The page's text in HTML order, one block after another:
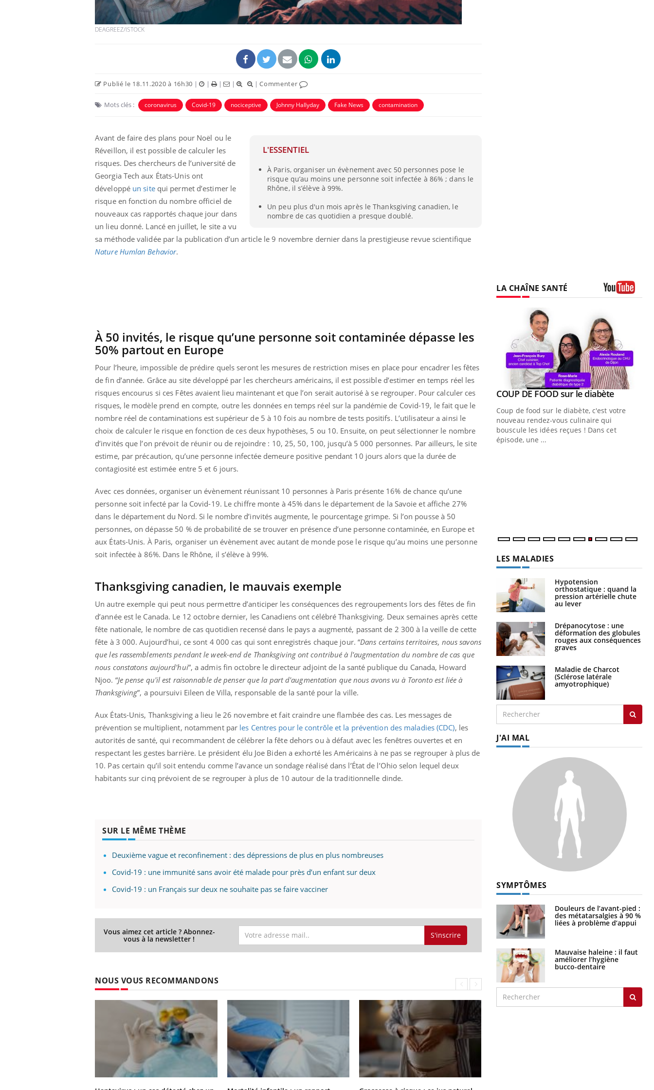
DEAGREEZ/ISTOCK
Publié le 18.11.2020 à 16h30 | | | | |Commenter
Mots clés : coronavirus Covid-19 nociceptive Johnny Hallyday Fake News contamination
L'ESSENTIEL
À Paris, organiser un évènement avec 50 personnes pose le
risque qu’au moins une personne soit infectée à 86% ; dans le
Rhône, il s’élève à 99%.
Un peu plus d'un mois après le Thanksgiving canadien, le
nombre de cas quotidien a presque doublé.
Avant de faire des plans pour Noël ou le
Réveillon, il est possible de calculer les
risques. Des chercheurs de l’université de
Georgia Tech aux États-Unis ont
développé un sitequi permet d’estimer le
risque en fonction du nombre officiel de
nouveaux cas rapportés chaque jour dans
un lieu donné. Lancé en juillet, le site a vu
sa méthode validée par la publication d’un article le 9 novembre dernier dans la prestigieuse revue scientifique
Nature Humlan Behavior.
À 50 invités, le risque qu’une personne soit contaminée dépasse les
50% partout en Europe
Pour l’heure, impossible de prédire quels seront les mesures de restriction mises en place pour encadrer les fêtes
de fin d’année. Grâce au site développé par les chercheurs américains, il est possible d’estimer en temps réel les
risques encourus si ces Fêtes avaient lieu maintenant et que l’on serait autorisé à se regrouper. Pour calculer ces
risques, le modèle prend en compte, outre les données en temps réel sur la pandémie de Covid-19, le fait que le
nombre réel de contaminations est supérieur de 5 à 10 fois au nombre de tests positifs. L’utilisateur a ainsi le
choix de calculer le risque en fonction de ces deux hypothèses, 5 ou 10. Ensuite, on peut sélectionner le nombre
d’invités que l’on prévoit de réunir ou de rejoindre : 10, 25, 50, 100, jusqu’à 5 000 personnes. Par ailleurs, le site
estime, par précaution, qu’une personne infectée demeure positive pendant 10 jours alors que la durée de
contagiosité est estimée entre 5 et 6 jours.
Avec ces données, organiser un évènement réunissant 10 personnes à Paris présente 16% de chance qu’une
personne soit infecté par la Covid-19. Le chiffre monte à 45% dans le département de la Savoie et affiche 27%
dans le département du Nord. Si le nombre d’invités augmente, le pourcentage grimpe. Si l’on pousse à 50
personnes, on dépasse 50 % de probabilité de se trouver en présence d’une personne contaminée, en Europe et
aux États-Unis. À Paris, organiser un évènement avec autant de monde pose le risque qu’au moins une personne
soit infectée à 86%. Dans le Rhône, il s’élève à 99%.
Thanksgiving canadien, le mauvais exemple
Un autre exemple qui peut nous permettre d’anticiper les conséquences des regroupements lors des fêtes de fin
d’année est le Canada. Le 12 octobre dernier, les Canadiens ont célébré Thanksgiving. Deux semaines après cette
fête nationale, le nombre de cas quotidien recensé dans le pays a augmenté, passant de 2 300 à la veille de cette
fête à 3 000. Aujourd’hui, ce sont 4 000 cas qui sont enregistrés chaque jour. “Dans certains territoires, nous savons
que les rassemblements pendant le week-end de Thanksgiving ont contribué à l'augmentation du nombre de cas que
nous constatons aujourd'hui”, a admis fin octobre le directeur adjoint de la santé publique du Canada, Howard
Njoo. “Je pense qu'il est raisonnable de penser que la part d'augmentation que nous avons vu à Toronto est liée à
Thanksgiving”, a poursuivi Eileen de Villa, responsable de la santé pour la ville.
Aux États-Unis, Thanksgiving a lieu le 26 novembre et fait craindre une flambée des cas. Les messages de
prévention se multiplient, notamment par les Centres pour le contrôle et la prévention des maladies (CDC), les
autorités de santé, qui recommandent de célébrer la fête dehors ou à défaut avec les fenêtres ouvertes et en
respectant les gestes barrière. Le président élu Joe Biden a exhorté les Américains à ne pas se regrouper à plus de
10. Pas certain qu’il soit entendu comme l’avance un sondage réalisé dans l’État de l’Ohio selon lequel deux
habitants sur cinq prévoient de se regrouper à plus de 10 autour de la traditionnelle dinde.
SUR LE MÊME THÈME
Deuxième vague et reconfinement : des dépressions de plus en plus nombreuses
Covid-19 : une immunité sans avoir été malade pour près d’un enfant sur deux
Covid-19 : un Français sur deux ne souhaite pas se faire vacciner
Vous aimez cet article ? Abonnez-
vous à la newsletter ! S'inscrire
NOUS VOUS RECOMMANDONS
LA CHAÎNE SANTÉ
Eczéma Chronique des Mains : se
préparer pour l’été !Youtube
L'été arrive… et avec lui, un tout nouveau
rythme de vie ! Vacances, plage, piscine,
soleil, activités en plein air… Nos mains
Youtube
Diabète & Ramadan 2026Youtube
Le Ramadan approche, et, pour de
nombreuses personnes atteintes de
diabète, c'est une période de questions, de
défis, mais ...
Youtube
Un « jumeau numérique » pour
faciliter l’accès à la médecine
préventiveYoutube
Un établissement lié à un groupe
mutualiste innove en matière de bilan de
santé : l'utilisation d'un « jumeau
numérique » permet ...
Youtube
COUP DE FOOD sur le diabèteYoutube
Coup de food sur le diabète, c'est votre
nouveau rendez-vous culinaire qui
bouscule les idées reçues ! Dans cet
épisode, une ...
LES MALADIES
Hypotension
orthostatique : quand la
pression artérielle chute
au lever
Drépanocytose : une
déformation des globules
rouges aux conséquences
graves
Maladie de Charcot
(Sclérose latérale
amyotrophique)
J'AI MAL
SYMPTÔMES
Douleurs de l’avant-pied :
des métatarsalgies à 90 %
liées à problème d’appui
Mauvaise haleine : il faut
améliorer l’hygiène
bucco-dentaire